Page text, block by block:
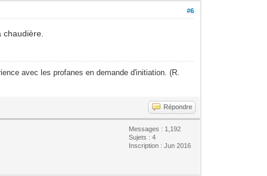
#6
avec les profanes en demande d'initiation. (R.
Répondre
Messages : 1,192
Sujets : 4
Inscription : Jun 2016